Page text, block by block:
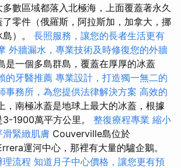
多數區域都落入北極海，上面覆蓋著永久
零件（俄羅斯，阿拉斯加，加拿大，挪
）。 長照服務，讓您的長者生活更有
外牆漏水，專業技術及時修復您的外牆
是一個多島群島，覆蓋在厚厚的冰蓋
的牙醫推薦 專業設計，打造獨一無二的
事務所，為您提供法律解決方案 高效的
，南極冰蓋是地球上最大的冰蓋，根據
1900萬平方公里。 整復療程專業 縮小
緊緻肌膚 Couverville島位於
運河中心，那裡有大量的驢企鵝。
理流程 知道月子中心價格，讓您更有預